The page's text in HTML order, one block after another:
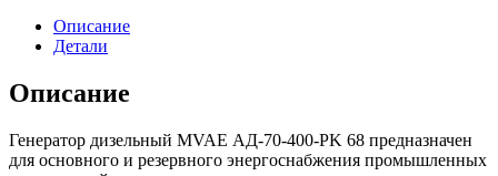
Описание
Детали
Описание
Генератор дизельный MVAE АД-70-400-PK 68 предназначен
для основного и резервного энергоснабжения промышленных